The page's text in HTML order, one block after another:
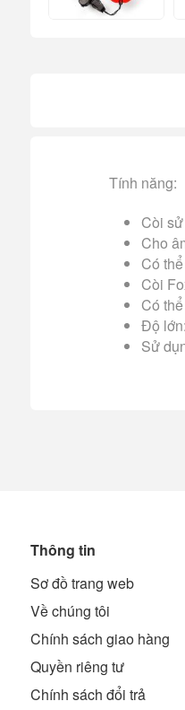
Tính năng:
Còi
Cho
Có
Còi
Có
Độ
Sử
Thông tin
Sơ đồ trang web
Về chúng tôi
Chính sách giao hàng
Quyền riêng tư
Chính sách đổi trả